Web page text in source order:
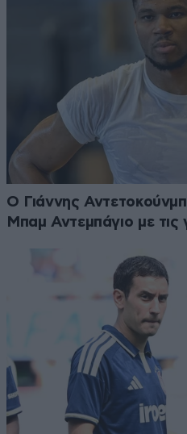
Ο Γιάννης
Μπαμ Αντεμπάγιο με τις